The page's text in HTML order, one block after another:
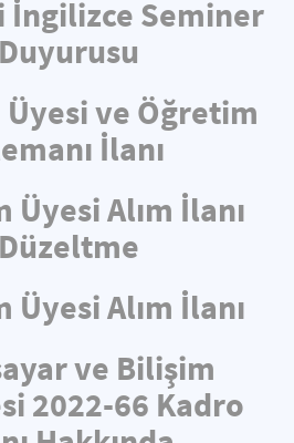
İngilizce Seminer
Duyurusu
ve Öğretim
İlanı
Üyesi Alım İlanı
Düzeltme
Üyesi Alım İlanı
ve Bilişim
2022-66 Kadro